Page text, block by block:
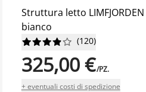
Struttura letto
bianco





 (120)
325,00 €/PZ.
+ eventuali costi di spedizione